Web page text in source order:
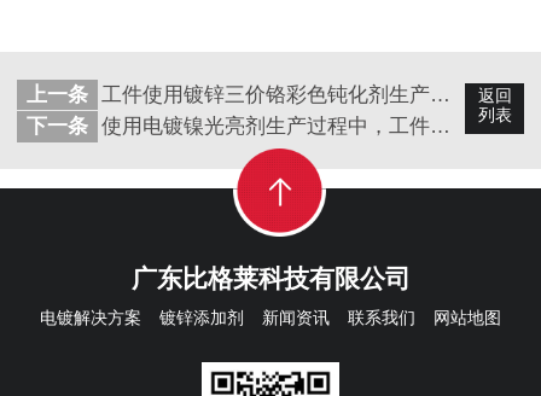
返回
列表
上一条 工件使用镀锌三价铬彩色钝化剂生产后，钝化膜容易有黑点的原因
下一条 使用电镀镍光亮剂生产过程中，工件在加硬后镀层出现起皮现象的原因
广东比格莱科技有限公司
电镀解决方案 镀锌添加剂 新闻资讯 联系我们 网站地图